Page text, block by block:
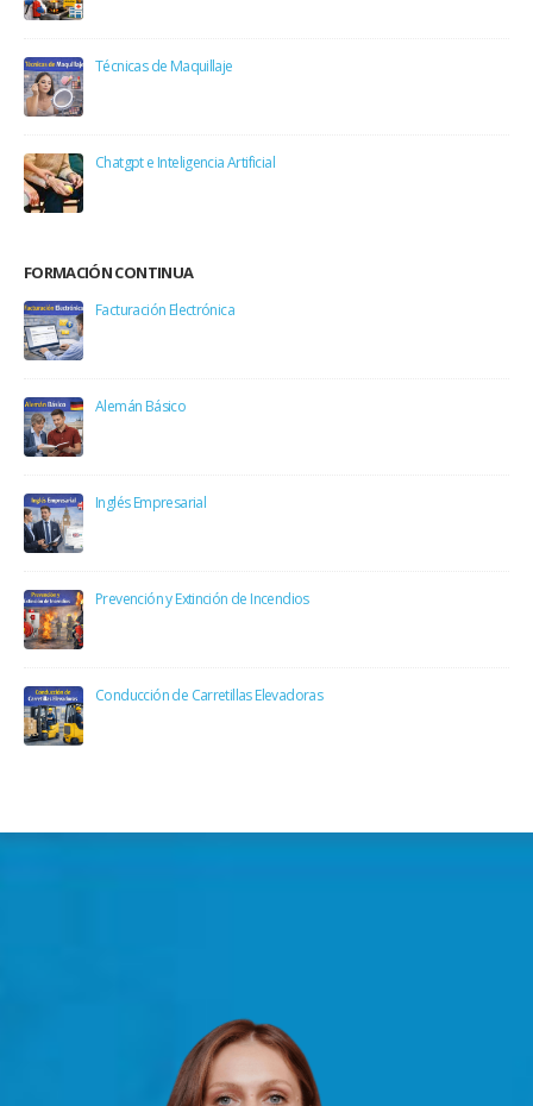
Técnicas de Maquillaje
Chatgpt e Inteligencia Artificial
FORMACIÓN CONTINUA
Facturación Electrónica
Alemán Básico
Inglés Empresarial
Prevención y Extinción de Incendios
Conducción de Carretillas Elevadoras